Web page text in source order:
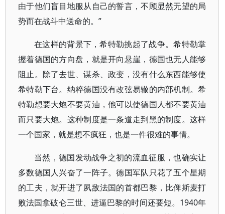
由于他们盲目地服从自己的誓言，不顾显然无望的局
势而在战斗中送命的。”
在这样的背景下，希特勒挑起了战争。希特勒掌
握着德国的方向盘，就是开向悬崖，德国也无人能够
阻止。除了去世、谋杀、政变，没有什么东西能够使
希特勒下台。纳粹德国没有改弦易辙的内部机制。希
特勒想要大炮不要黄油，他可以使德国人都不要黄油
而只要大炮。这种制度是一条道走到黑的制度。这样
一个国家，就是想不疯狂，也是一件很难的事情。
当然，德国发动战争之初的流血征服，也确实让
多数德国人兴奋了一阵子。德国军队只花了五个星期
的工夫，就开进了夙敌法国的首都巴黎，比俾斯麦打
败法国拿破仑三世、进逼巴黎的时间还要短。1940年